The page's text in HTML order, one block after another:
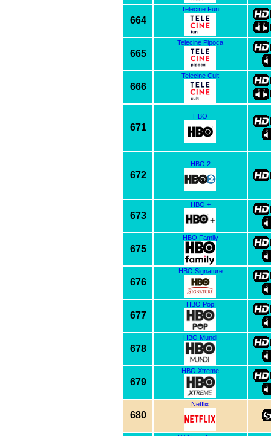
664
Telecine Fun
665
Telecine Pipoca
666
Telecine Cult
671
HBO
672
HBO 2
673
HBO +
675
HBO Family
676
HBO Signature
677
HBO Pop
678
HBO Mundi
679
HBO Xtreme
680
Netflix